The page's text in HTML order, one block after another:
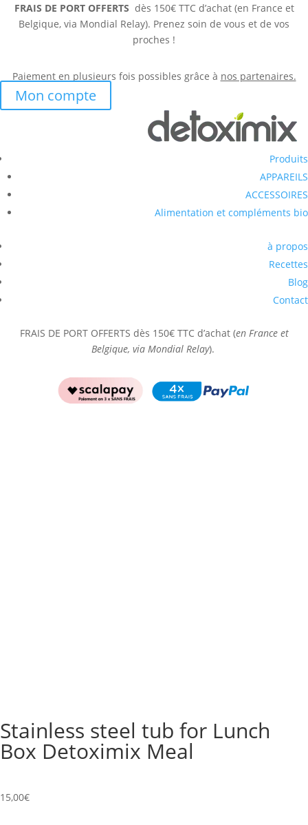
FRAIS DE PORT OFFERTS dès 150€ TTC d’achat (en France et
Belgique, via Mondial Relay). Prenez soin de vous et de vos
proches !
Paiement en plusieurs fois possibles grâce à nos partenaires.
Mon compte
Produits
APPAREILS
ACCESSOIRES
Alimentation et compléments bio
à propos
Recettes
Blog
Contact
FRAIS DE PORT OFFERTS dès 150€ TTC d’achat (en France et
Belgique, via Mondial Relay).
Stainless steel tub for Lunch
Box Detoximix Meal
15,00€